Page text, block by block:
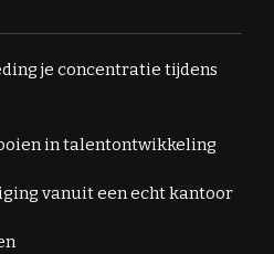
je concentratie tijdens
in talentontwikkeling
vanuit een echt kantoor